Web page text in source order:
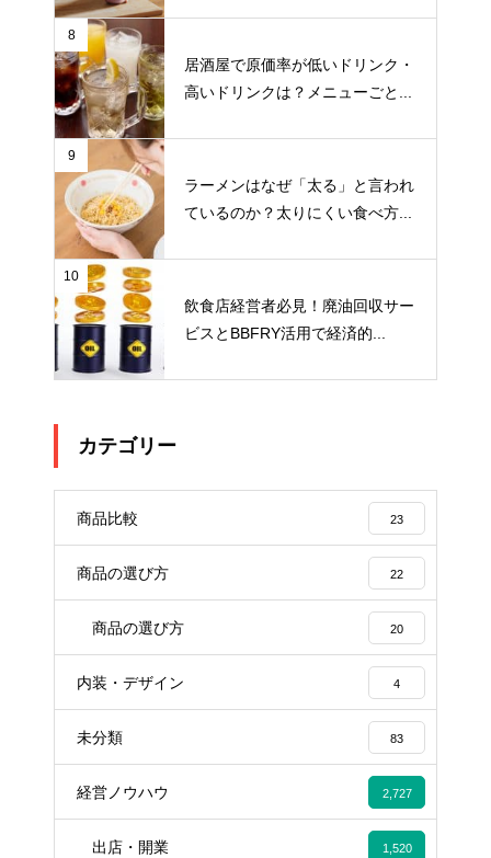
8
居酒屋で原価率が低いドリンク・
高いドリンクは？メニューごと...
9
ラーメンはなぜ「太る」と言われ
ているのか？太りにくい食べ方...
10
飲食店経営者必見！廃油回収サー
ビスとBBFRY活用で経済的...
カテゴリー
商品比較 23
商品の選び方 22
商品の選び方 20
内装・デザイン 4
未分類 83
経営ノウハウ 2,727
出店・開業 1,520